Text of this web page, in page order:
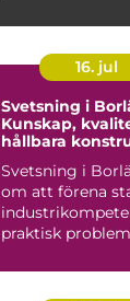
16. jul
Svetsning i
Kunskap,
hållbara
Svetsning i
om att förena
praktisk